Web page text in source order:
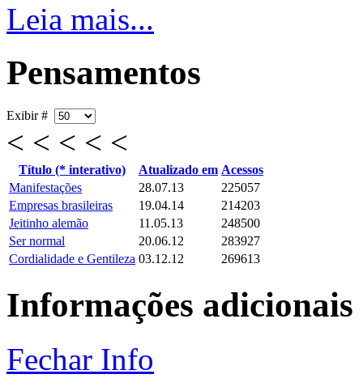
Leia mais...
Pensamentos
Exibir #
< < < < <
Título (* interativo) Atualizado em Acessos
Manifestações
28.07.13
225057
Empresas brasileiras
19.04.14
214203
Jeitinho alemão
11.05.13
248500
Ser normal
20.06.12
283927
Cordialidade e Gentileza 03.12.12 269613
Informações adicionais
Fechar Info